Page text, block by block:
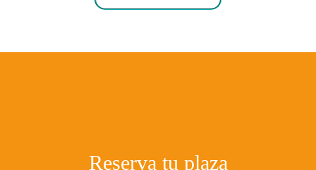
Reserva tu plaza